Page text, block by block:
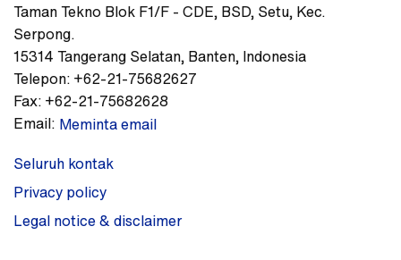
Taman Tekno Blok F1/F - CDE, BSD, Setu, Kec.
Serpong.
15314 Tangerang Selatan, Banten, Indonesia
Telepon: +62-21-75682627
Fax: +62-21-75682628
Email: Meminta email
Seluruh kontak
Privacy policy
Legal notice & disclaimer